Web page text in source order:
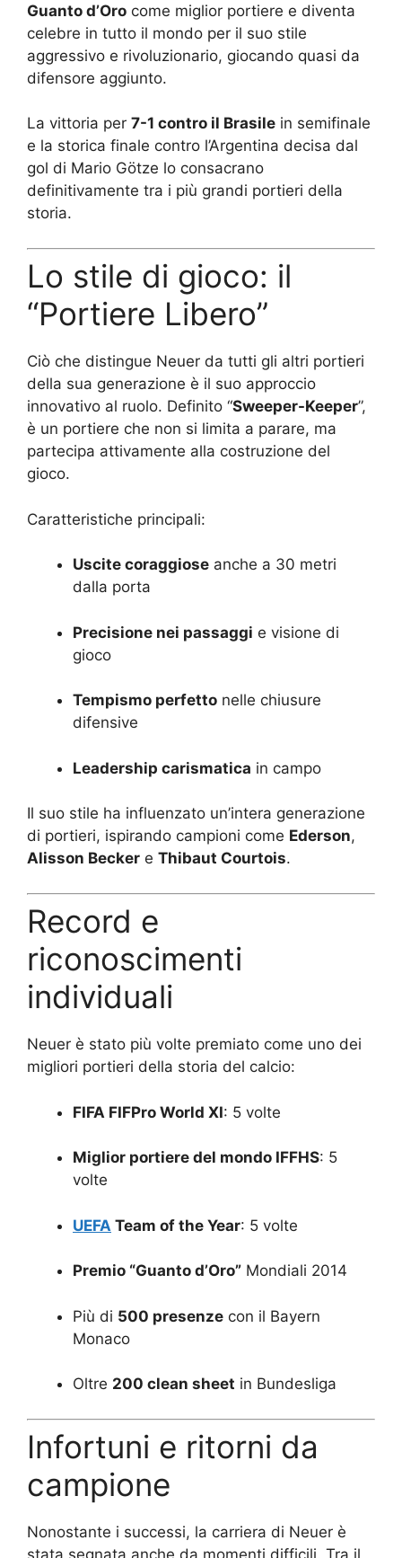
Guanto d’Oro come miglior portiere e diventa
celebre in tutto il mondo per il suo stile
aggressivo e rivoluzionario, giocando quasi da
difensore aggiunto.
La vittoria per 7-1 contro il Brasile in semifinale
e la storica finale contro l’Argentina decisa dal
gol di Mario Götze lo consacrano
definitivamente tra i più grandi portieri della
storia.
Lo stile di gioco: il
“Portiere Libero”
Ciò che distingue Neuer da tutti gli altri portieri
della sua generazione è il suo approccio
innovativo al ruolo. Definito “Sweeper-Keeper”,
è un portiere che non si limita a parare, ma
partecipa attivamente alla costruzione del
gioco.
Caratteristiche principali:
Uscite coraggiose anche a 30 metri
dalla porta
Precisione nei passaggi e visione di
gioco
Tempismo perfetto nelle chiusure
difensive
Leadership carismatica in campo
Il suo stile ha influenzato un’intera generazione
di portieri, ispirando campioni come Ederson,
Alisson Becker e Thibaut Courtois.
Record e
riconoscimenti
individuali
Neuer è stato più volte premiato come uno dei
migliori portieri della storia del calcio:
FIFA FIFPro World XI: 5 volte
Miglior portiere del mondo IFFHS: 5
volte
UEFA Team of the Year: 5 volte
Premio “Guanto d’Oro” Mondiali 2014
Più di 500 presenze con il Bayern
Monaco
Oltre 200 clean sheet in Bundesliga
Infortuni e ritorni da
campione
Nonostante i successi, la carriera di Neuer è